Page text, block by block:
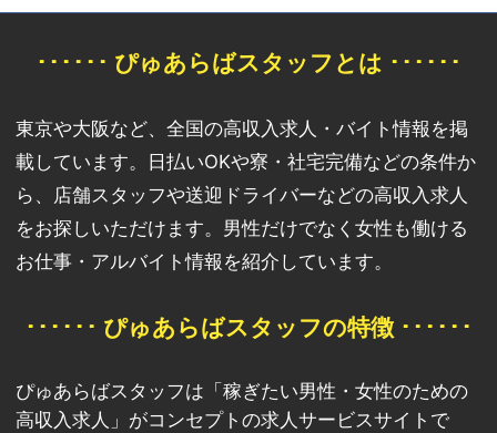
･･････ ぴゅあらばスタッフとは ･･････
東京や大阪など、全国の高収入求人・バイト情報を掲
載しています。日払いOKや寮・社宅完備などの条件か
ら、店舗スタッフや送迎ドライバーなどの高収入求人
をお探しいただけます。男性だけでなく女性も働ける
お仕事・アルバイト情報を紹介しています。
･･････ ぴゅあらばスタッフの特徴 ･･････
ぴゅあらばスタッフは「稼ぎたい男性・女性のための
高収入求人」がコンセプトの求人サービスサイトで